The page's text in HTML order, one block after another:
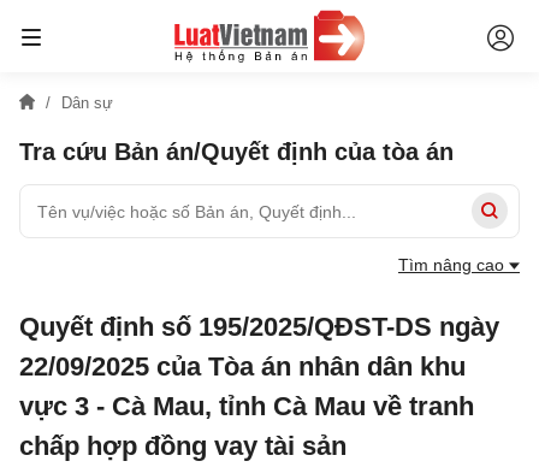
Dân sự
Tra cứu Bản án/Quyết định của tòa án
Tìm nâng cao
Quyết định số 195/2025/QĐST-DS ngày
22/09/2025 của Tòa án nhân dân khu
vực 3 - Cà Mau, tỉnh Cà Mau về tranh
chấp hợp đồng vay tài sản